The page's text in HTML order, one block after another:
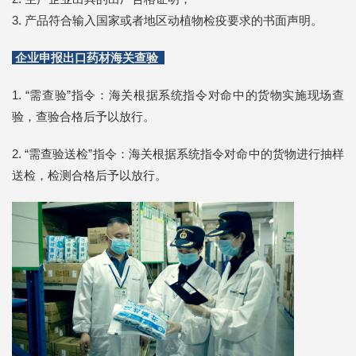
3. 产品符合输入国家或者地区动植物检疫要求的书面声明。
企业申报出口药材海关查验
1. “需查验”指令：海关根据系统指令对命中的货物实施现场查
验，查验合格后予以放行。
2. “需查验送检”指令：海关根据系统指令对命中的货物进行抽样
送检，检测合格后予以放行。